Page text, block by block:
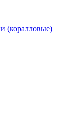
(коралловые)